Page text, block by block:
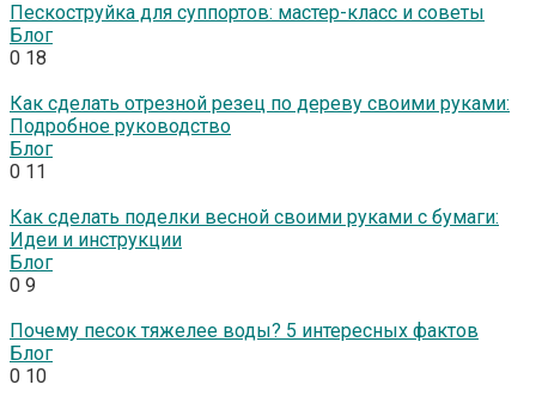
Пескоструйка для суппортов: мастер-класс и советы
Блог
0 18
Как сделать отрезной резец по дереву своими руками:
Подробное руководство
Блог
0 11
Как сделать поделки весной своими руками с бумаги:
Идеи и инструкции
Блог
0 9
Почему песок тяжелее воды? 5 интересных фактов
Блог
0 10